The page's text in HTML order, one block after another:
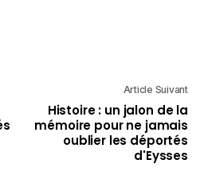
Article Suivant
Histoire : un jalon de la
mémoire pour ne jamais
oublier les déportés
d'Eysses